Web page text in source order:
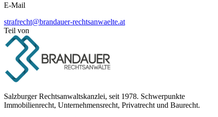
E-Mail
strafrecht@brandauer-rechtsanwaelte.at
Teil von
Salzburger Rechtsanwaltskanzlei, seit 1978. Schwerpunkte
Immobilienrecht, Unternehmensrecht, Privatrecht und Baurecht.